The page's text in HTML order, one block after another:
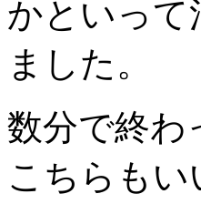
かといって
ました。
数分で終わ
こちらも